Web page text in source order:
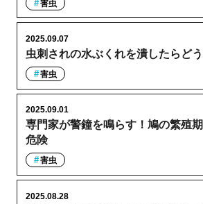
害虫
虫刺されの水ぶくれを潰したらど
2025.09.07
害虫
専門家が警鐘を鳴らす！鳩の繁殖
危険
2025.09.01
害虫
2025.08.28